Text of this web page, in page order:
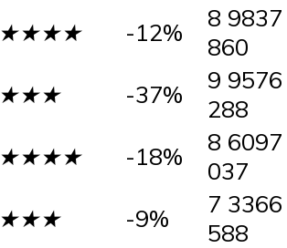
★★★★ -12%
8 9837
860
★★★ -37%
9 9576
288
★★★★ -18%
8 6097
037
★★★ -9%
7 3366
588